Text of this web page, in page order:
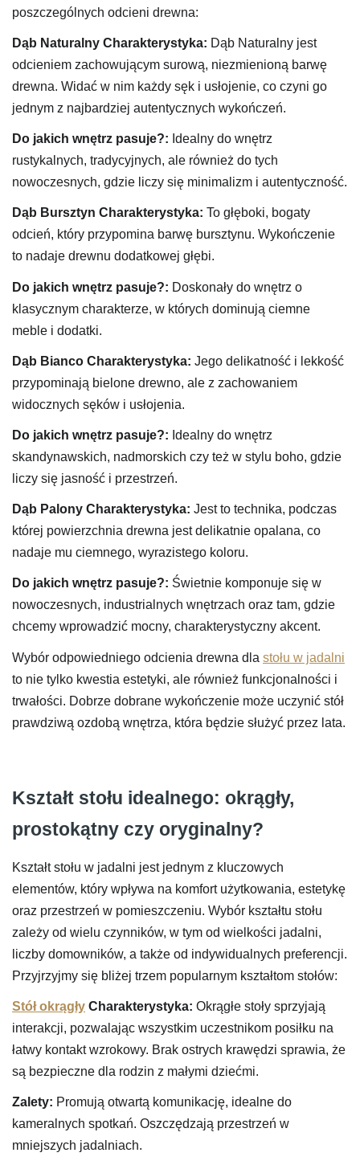
poszczególnych odcieni drewna:
Dąb Naturalny Charakterystyka: Dąb Naturalny jest
odcieniem zachowującym surową, niezmienioną barwę
drewna. Widać w nim każdy sęk i usłojenie, co czyni go
jednym z najbardziej autentycznych wykończeń.
Do jakich wnętrz pasuje?: Idealny do wnętrz
rustykalnych, tradycyjnych, ale również do tych
nowoczesnych, gdzie liczy się minimalizm i autentyczność.
Dąb Bursztyn Charakterystyka: To głęboki, bogaty
odcień, który przypomina barwę bursztynu. Wykończenie
to nadaje drewnu dodatkowej głębi.
Do jakich wnętrz pasuje?: Doskonały do wnętrz o
klasycznym charakterze, w których dominują ciemne
meble i dodatki.
Dąb Bianco Charakterystyka: Jego delikatność i lekkość
przypominają bielone drewno, ale z zachowaniem
widocznych sęków i usłojenia.
Do jakich wnętrz pasuje?: Idealny do wnętrz
skandynawskich, nadmorskich czy też w stylu boho, gdzie
liczy się jasność i przestrzeń.
Dąb Palony Charakterystyka: Jest to technika, podczas
której powierzchnia drewna jest delikatnie opalana, co
nadaje mu ciemnego, wyrazistego koloru.
Do jakich wnętrz pasuje?: Świetnie komponuje się w
nowoczesnych, industrialnych wnętrzach oraz tam, gdzie
chcemy wprowadzić mocny, charakterystyczny akcent.
Wybór odpowiedniego odcienia drewna dla stołu w jadalni
to nie tylko kwestia estetyki, ale również funkcjonalności i
trwałości. Dobrze dobrane wykończenie może uczynić stół
prawdziwą ozdobą wnętrza, która będzie służyć przez lata.
Kształt stołu idealnego: okrągły,
prostokątny czy oryginalny?
Kształt stołu w jadalni jest jednym z kluczowych
elementów, który wpływa na komfort użytkowania, estetykę
oraz przestrzeń w pomieszczeniu. Wybór kształtu stołu
zależy od wielu czynników, w tym od wielkości jadalni,
liczby domowników, a także od indywidualnych preferencji.
Przyjrzyjmy się bliżej trzem popularnym kształtom stołów:
Stół okrągły Charakterystyka: Okrągłe stoły sprzyjają
interakcji, pozwalając wszystkim uczestnikom posiłku na
łatwy kontakt wzrokowy. Brak ostrych krawędzi sprawia, że
są bezpieczne dla rodzin z małymi dziećmi.
Zalety: Promują otwartą komunikację, idealne do
kameralnych spotkań. Oszczędzają przestrzeń w
mniejszych jadalniach.